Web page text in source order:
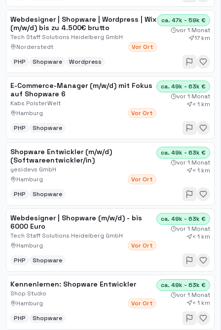
Webdesigner | Shopware | Wordpress | Wix
(m/w/d) bis zu 4.500€ brutto
Tech Staff Solutions Heidelberg GmbH
Norderstedt
Vor Ort
ca. 47k - 59k €
vor 1 Monat
17 km
PHP Shopware Wordpress
E-Commerce-Manager (m/w/d) mit Fokus
auf Shopware 6
Kabs PolsterWelt
Hamburg
Vor Ort
ca. 49k - 63k €
vor 1 Monat
< 1 km
PHP Shopware
Shopware Entwickler (m/w/d)
(Softwareentwickler/in)
yes!devs GmbH
Hamburg
Vor Ort
ca. 49k - 63k €
vor 1 Monat
< 1 km
PHP Shopware
Webdesigner | Shopware (m/w/d) - bis
6000 Euro
Tech Staff Solutions Heidelberg GmbH
Hamburg
Vor Ort
ca. 49k - 63k €
vor 1 Monat
< 1 km
PHP Shopware
Kennenlernen: Shopware Entwickler
Shop Studio
Hamburg
Vor Ort
ca. 49k - 63k €
vor 1 Monat
< 1 km
PHP
Shopware